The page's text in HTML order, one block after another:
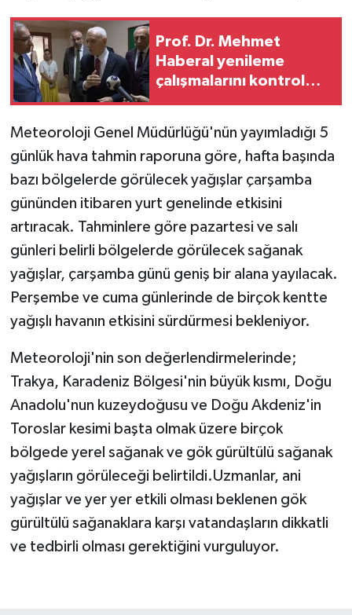
Prof. Dr. Mehmet
Haberal yenileme
çalışmalarını kontrol
Meteoroloji Genel Müdürlüğü'nün yayımladığı 5
günlük hava tahmin raporuna göre, hafta başında
bazı bölgelerde görülecek yağışlar çarşamba
gününden itibaren yurt genelinde etkisini
artıracak. Tahminlere göre pazartesi ve salı
günleri belirli bölgelerde görülecek sağanak
yağışlar, çarşamba günü geniş bir alana yayılacak.
Perşembe ve cuma günlerinde de birçok kentte
yağışlı havanın etkisini sürdürmesi bekleniyor.
Meteoroloji'nin son değerlendirmelerinde;
Trakya, Karadeniz Bölgesi'nin büyük kısmı, Doğu
Anadolu'nun kuzeydoğusu ve Doğu Akdeniz'in
Toroslar kesimi başta olmak üzere birçok
bölgede yerel sağanak ve gök gürültülü sağanak
yağışların görüleceği belirtildi.Uzmanlar, ani
yağışlar ve yer yer etkili olması beklenen gök
gürültülü sağanaklara karşı vatandaşların dikkatli
ve tedbirli olması gerektiğini vurguluyor.